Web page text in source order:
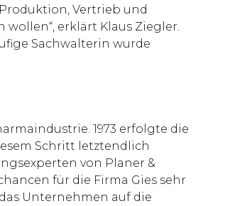
Vertrieb und
erklärt Klaus Ziegler.
Sachwalterin wurde
1973 erfolgte die
Schritt letztendlich
von Planer &
für die Firma Gies sehr
Unternehmen auf die